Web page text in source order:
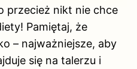
przecież nikt nie chce
Pamiętaj, że
– najważniejsze, aby
się na talerzu i